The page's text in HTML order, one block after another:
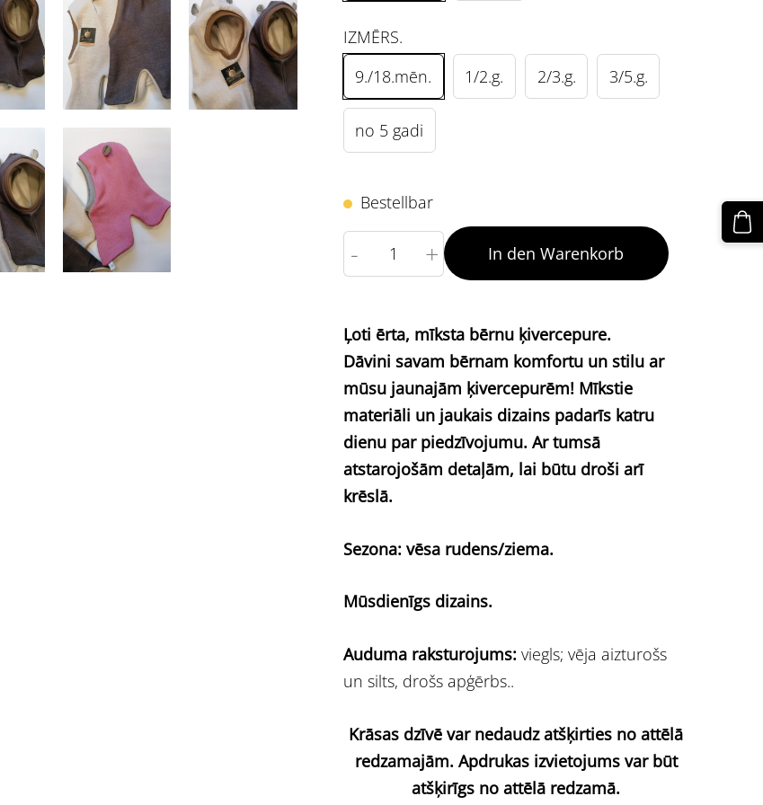
IZMĒRS.
9./18.mēn.
1/2.g. 2/3.g. 3/5.g.
no 5 gadi
Bestellbar
- + In den Warenkorb
Ļoti ērta, mīksta bērnu ķivercepure.
Dāvini savam bērnam komfortu un stilu ar
mūsu jaunajām ķivercepurēm!Mīkstie
materiāli un jaukais dizains padarīs katru
dienu par piedzīvojumu. Ar tumsā
atstarojošām detaļām, lai būtu droši arī
krēslā.
Sezona: vēsa rudens/ziema.
Mūsdienīgs dizains.
Auduma raksturojums: viegls; vēja aizturošs
un silts, drošs apģērbs..
Krāsas dzīvē var nedaudz atšķirties no attēlā
redzamajām. Apdrukas izvietojums var būt
atšķirīgs no attēlā redzamā.